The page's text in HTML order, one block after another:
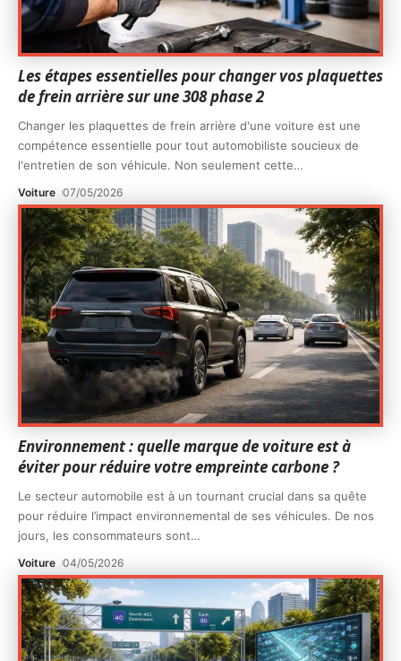
Les étapes essentielles pour changer vos plaquettes
de frein arrière sur une 308 phase 2
Changer les plaquettes de frein arrière d'une voiture est une
compétence essentielle pour tout automobiliste soucieux de
l'entretien de son véhicule. Non seulement cette…
Voiture 07/05/2026
Environnement : quelle marque de voiture est à
éviter pour réduire votre empreinte carbone ?
Le secteur automobile est à un tournant crucial dans sa quête
pour réduire l’impact environnemental de ses véhicules. De nos
jours, les consommateurs sont…
Voiture 04/05/2026